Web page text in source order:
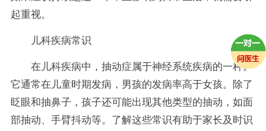
起重视。
儿科疾病常识
在儿科疾病中，抽动症属于神经系统疾病的一种。
它通常在儿童时期发病，男孩的发病率高于女孩。除了
眨眼和抽鼻子，孩子还可能出现其他类型的抽动，如面
部抽动、手臂抖动等。了解这些常识有助于家长及时识